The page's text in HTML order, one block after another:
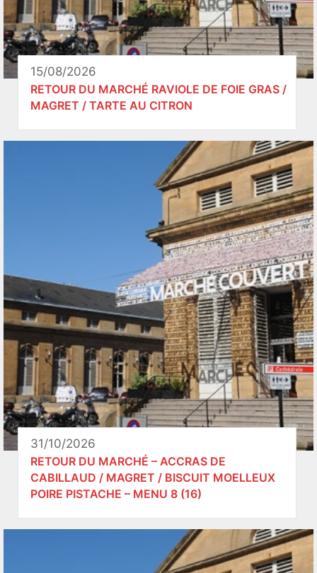
15/08/2026
RETOUR DU MARCHÉ RAVIOLE DE FOIE GRAS /
MAGRET / TARTE AU CITRON
31/10/2026
RETOUR DU MARCHÉ – ACCRAS DE
CABILLAUD / MAGRET / BISCUIT MOELLEUX
POIRE PISTACHE – MENU 8 (16)